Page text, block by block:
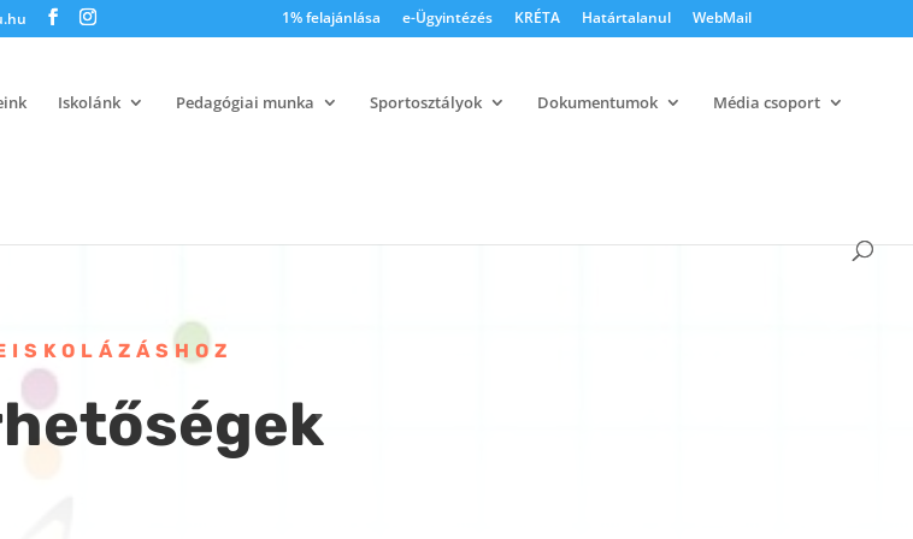
1% felajánlása e-Ügyintézés KRÉTA Határtalanul WebMail
Iskolánk Pedagógiai munka Sportosztályok Dokumentumok Média csoport